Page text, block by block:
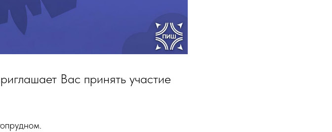
Вас принять участие